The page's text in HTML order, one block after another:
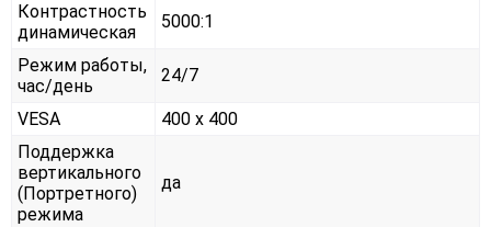
Контрастность
динамическая
5000:1
Режим работы,
час/день
24/7
VESA
400 x 400
Поддержка
вертикального
(Портретного)
режима
да